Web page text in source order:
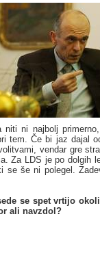
ni najbolj
tem. Če bi jaz dajal
vendar gre
Za LDS je po dolgih
se še ni polegel.
se spet vrtijo
ali navzdol?